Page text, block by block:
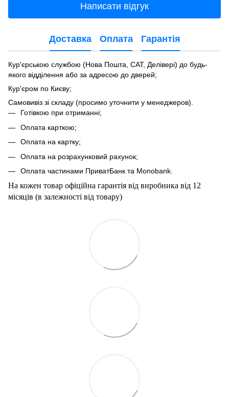
Написати відгук
Доставка Оплата Гарантія
Кур'єрською службою (Нова Пошта, САТ, Делівері) до будь-
якого відділення або за адресою до дверей;
Кур'єром по Києву;
Самовивіз зі складу (просимо уточнити у менеджеров).
Готівкою при отриманні;
Оплата карткою;
Оплата на картку;
Оплата на розрахунковий рахунок;
Оплата частинами ПриватБанк та Мonobank.
На кожен товар офіційна гарантія від виробника від 12
місяців (в залежності від товару)